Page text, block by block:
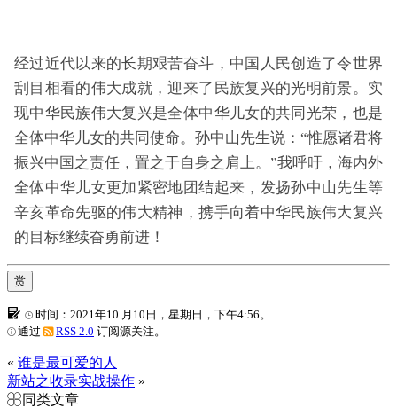
经过近代以来的长期艰苦奋斗，中国人民创造了令世界
刮目相看的伟大成就，迎来了民族复兴的光明前景。实
现中华民族伟大复兴是全体中华儿女的共同光荣，也是
全体中华儿女的共同使命。孙中山先生说：“惟愿诸君将
振兴中国之责任，置之于自身之肩上。”我呼吁，海内外
全体中华儿女更加紧密地团结起来，发扬孙中山先生等
辛亥革命先驱的伟大精神，携手向着中华民族伟大复兴
的目标继续奋勇前进！
赏
时间：2021年10 月10日，星期日，下午4:56。
通过
RSS 2.0 订阅源关注。
« 谁是最可爱的人
新站之收录实战操作 »
同类文章